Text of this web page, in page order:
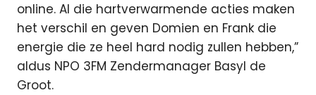
online. Al die hartverwarmende acties maken
het verschil en geven Domien en Frank die
energie die ze heel hard nodig zullen hebben,”
aldus NPO 3FM Zendermanager Basyl de
Groot.